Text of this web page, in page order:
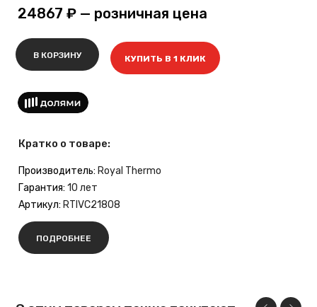
24867 ₽ — розничная цена
В КОРЗИНУ КУПИТЬ В 1 КЛИК
Кратко о товаре:
Производитель: Royal Thermo
Гарантия: 10 лет
Артикул: RTIVC21808
ПОДРОБНЕЕ